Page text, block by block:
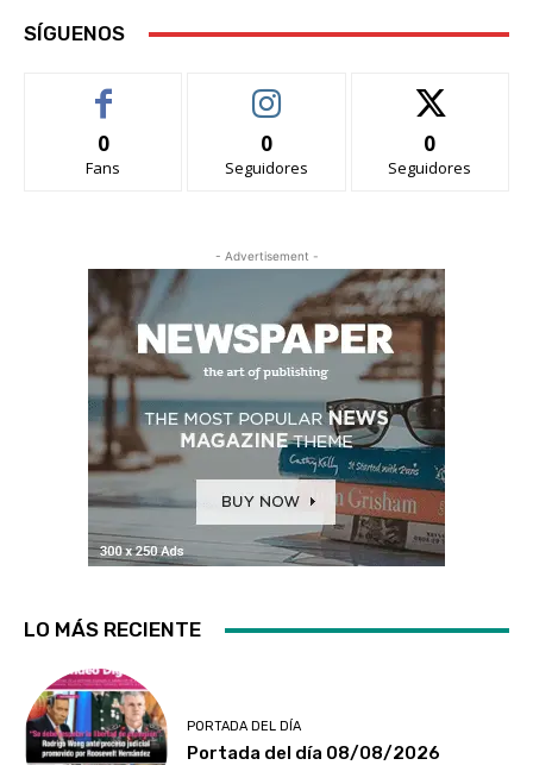
SÍGUENOS
0
Fans
0
Seguidores
0
Seguidores
- Advertisement -
LO MÁS RECIENTE
PORTADA DEL DÍA
Portada del día 08/08/2026